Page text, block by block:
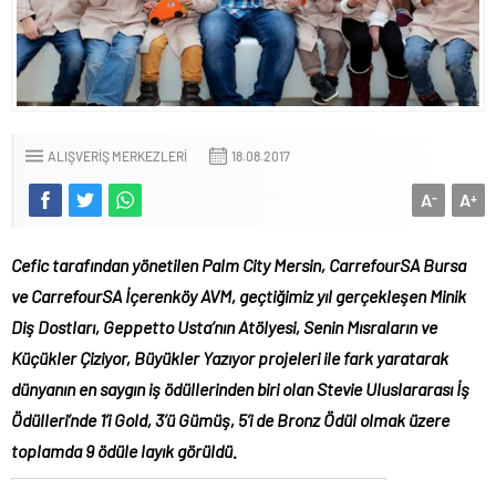
ALIŞVERIŞ MERKEZLERI 18.08.2017
A+
A-
Cefic tarafından yönetilenPalm City Mersin, CarrefourSA Bursa
ve CarrefourSA İçerenköy AVM, geçtiğimiz yıl gerçekleşenMinik
Diş Dostları, Geppetto Usta’nın Atölyesi, Senin Mısraların ve
Küçükler Çiziyor, Büyükler Yazıyorprojeleri ile fark yaratarak
dünyanın en saygın iş ödüllerinden biri olanStevie Uluslararası İş
Ödülleri’nde 1’i Gold, 3’ü Gümüş, 5’i de Bronz Ödül olmak üzere
toplamda 9 ödüle layık görüldü.